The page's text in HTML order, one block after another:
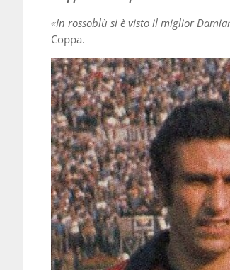
«In rossoblù si è visto il miglior
Coppa.